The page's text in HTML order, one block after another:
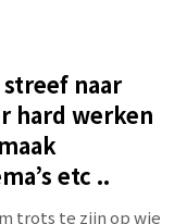
naar
hard werken
etc ..
trots te zijn op wie